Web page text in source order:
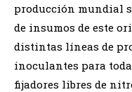
producción mundial
de insumos de este
distintas líneas de
inoculantes para
fijadores libres de